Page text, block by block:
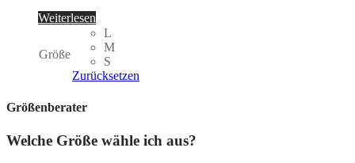
Weiterlesen
Größe
L
M
S
Zurücksetzen
Größenberater
Welche Größe wähle ich aus?